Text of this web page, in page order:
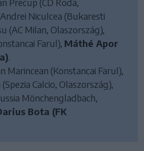
Precup (CD Roda,
Niculcea (Bukaresti
(AC Milan, Olaszország),
Farul), Máthé Apor
.
Marincean (Konstancai Farul),
Calcio, Olaszország),
Mönchengladbach,
Bota (FK